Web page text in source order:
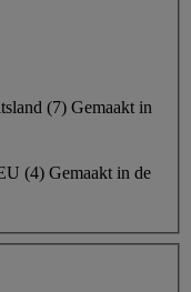
(7) Gemaakt in
(4) Gemaakt in de